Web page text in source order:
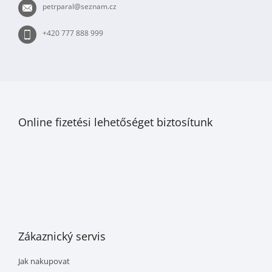
petrparal@seznam.cz
+420 777 888 999
Online fizetési lehetőséget biztosítunk
Zákaznický servis
Jak nakupovat